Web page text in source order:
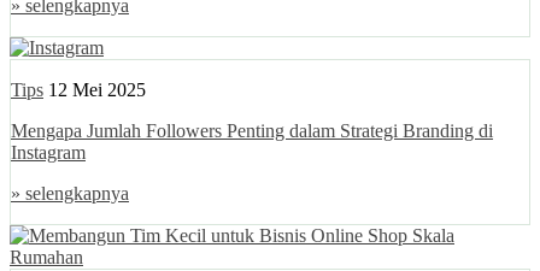
» selengkapnya
Tips 12 Mei 2025
Mengapa Jumlah Followers Penting dalam Strategi Branding di
Instagram
» selengkapnya